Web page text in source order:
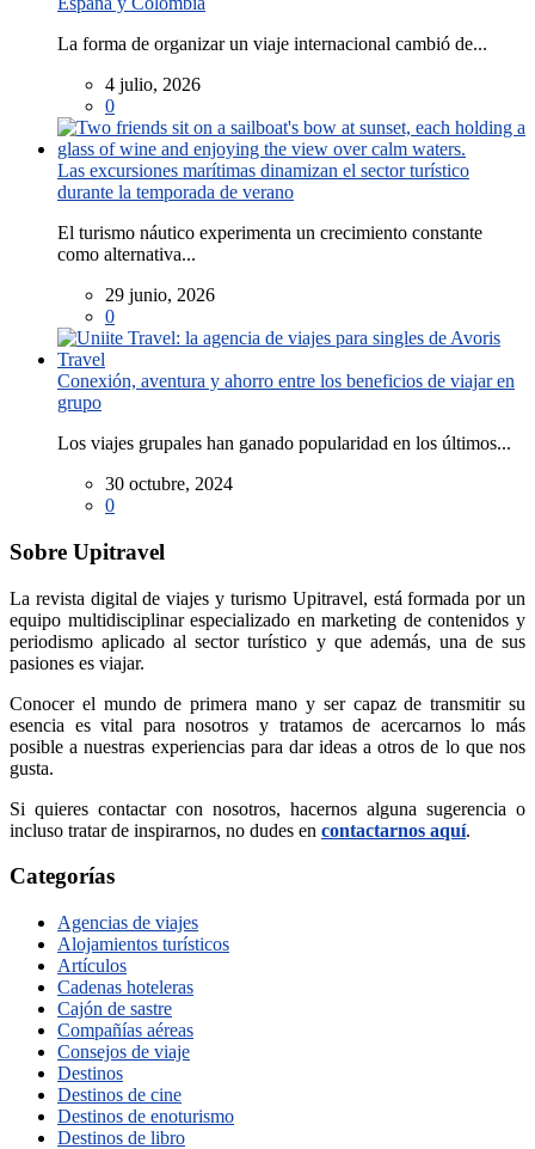
La forma de organizar un viaje internacional cambió de...
4 julio, 2026
0
Las excursiones marítimas dinamizan el sector turístico
durante la temporada de verano
El turismo náutico experimenta un crecimiento constante
como alternativa...
29 junio, 2026
0
Conexión, aventura y ahorro entre los beneficios de viajar en
grupo
Los viajes grupales han ganado popularidad en los últimos...
30 octubre, 2024
0
Sobre Upitravel
La revista digital de viajes y turismo Upitravel, está formada por un
equipo multidisciplinar especializado en marketing de contenidos y
periodismo aplicado al sector turístico y que además, una de sus
pasiones es viajar.
Conocer el mundo de primera mano y ser capaz de transmitir su
esencia es vital para nosotros y tratamos de acercarnos lo más
posible a nuestras experiencias para dar ideas a otros de lo que nos
gusta.
Si quieres contactar con nosotros, hacernos alguna sugerencia o
incluso tratar de inspirarnos, no dudes en contactarnos aquí.
Categorías
Agencias de viajes
Alojamientos turísticos
Artículos
Cadenas hoteleras
Cajón de sastre
Compañías aéreas
Consejos de viaje
Destinos
Destinos de cine
Destinos de enoturismo
Destinos de libro